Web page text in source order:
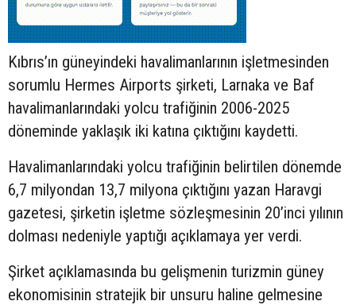
Kıbrıs’ın güneyindeki havalimanlarının işletmesinden
sorumlu Hermes Airports şirketi, Larnaka ve Baf
havalimanlarındaki yolcu trafiğinin 2006-2025
döneminde yaklaşık iki katına çıktığını kaydetti.
Havalimanlarındaki yolcu trafiğinin belirtilen dönemde
6,7 milyondan 13,7 milyona çıktığını yazan Haravgi
gazetesi, şirketin işletme sözleşmesinin 20’inci yılının
dolması nedeniyle yaptığı açıklamaya yer verdi.
Şirket açıklamasında bu gelişmenin turizmin güney
ekonomisinin stratejik bir unsuru haline gelmesine